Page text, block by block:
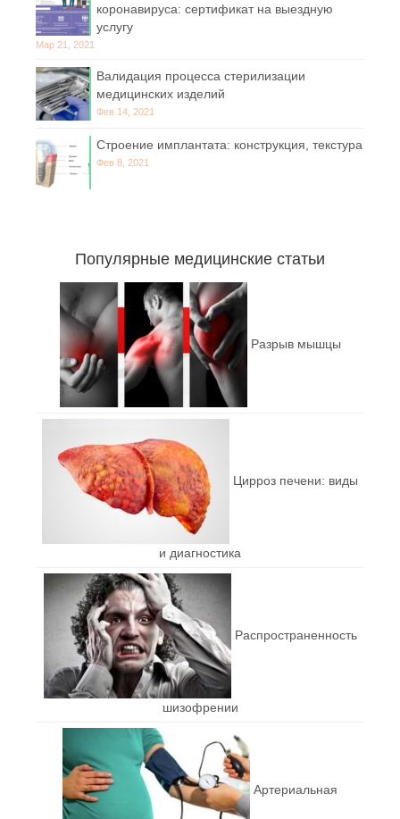
коронавируса: сертификат на выездную
услугу
Мар 21, 2021
Валидация процесса стерилизации
медицинских изделий
Фев 14, 2021
Строение имплантата: конструкция, текстура
Фев 8, 2021
Популярные медицинские статьи
Разрыв мышцы
Цирроз печени: виды
и диагностика
Распространенность
шизофрении
Артериальная